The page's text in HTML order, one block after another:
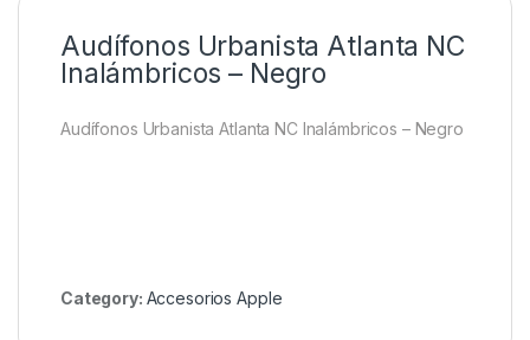
Audífonos Urbanista Atlanta NC
Inalámbricos – Negro
Audífonos Urbanista Atlanta NC Inalámbricos – Negro
Category: Accesorios Apple